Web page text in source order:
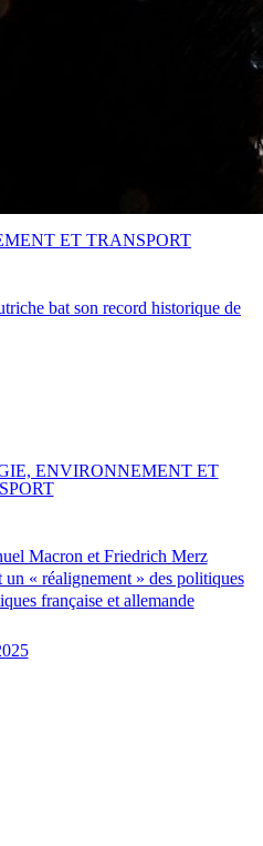
bat son record historique de
ET TRANSPORT
Macron et Friedrich Merz
un « réalignement » des politiques
française et allemande
ENVIRONNEMENT ET